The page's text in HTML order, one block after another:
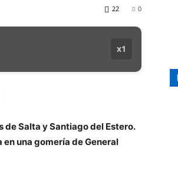
0
22
x1
Salta y Santiago del Estero.
una gomería de General